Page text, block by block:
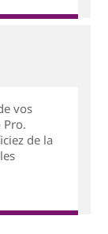
vos
Pro.
de la